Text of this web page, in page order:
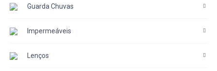
Guarda Chuvas
Impermeáveis
Lenços